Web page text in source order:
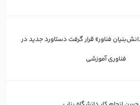
فناور» قرار گرفت دستاورد جدید در
فناوری آموزشی